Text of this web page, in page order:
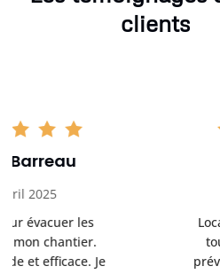
clients
Location claire, tarifs
tout s’est déroulé
prévu. Très bon service